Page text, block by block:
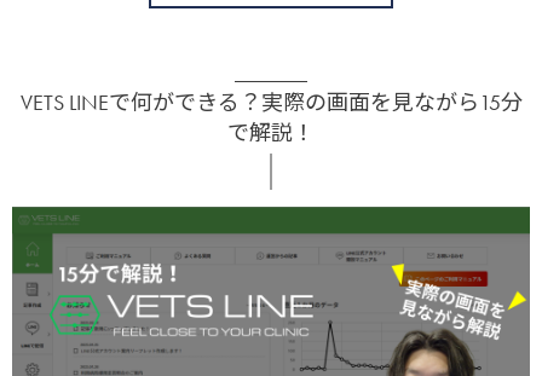
VETS LINEで何ができる？実際の画面を見ながら15分
で解説！